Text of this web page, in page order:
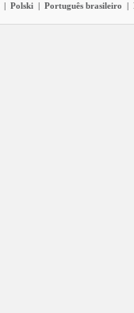
| Polski | Português brasileiro |